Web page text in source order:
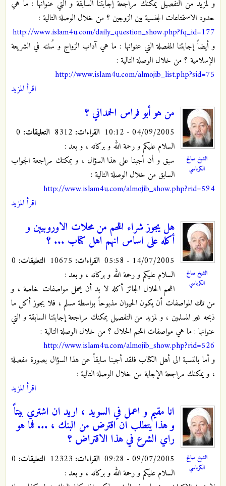
و لمزيد من التفصيل يمكنك مراجعة إجابتنا السابقة و التي عنوانها : ما هي
حدود الاستمتاعات الجنسية بين الزوجين ؟ من خلال الوصلة التالية :
http://www.islam4u.com/daily_question_show.php?fq_id=177
و أيضاً إجابتنا المفصلة التي عنوانها : ما هي آداب الزواج و سُننه في الشريعة
الإسلامية ؟ من خلال الوصلة التالية :
http://www.islam4u.com/almojib_list.php?sid=75
اقرأ المزيد
الشيخ صالح
الكرباسي
من هو أبو فراس الحمداني ؟
04/09/2005 - 10:12 القراءات: التعليقات:
السلام عليكم و رحمة الله و بركاته ، و بعد :
سبق و أن أجبنا على هذا السؤال ، و يمكنك مراجعة الجواب
السابق من خلال الوصلة التالية :
http://www.islam4u.com/almojib_show.php?rid=594
اقرأ المزيد
الشيخ صالح
الكرباسي
هل يجوز شراء اللحم من محلات الاوروبيين و
أكله على اساس انهم اهل كتاب ... ؟
14/07/2005 - 05:58 القراءات: التعليقات:
السلام عليكم و رحمة الله و بركاته ، و بعد :
اللحم الحلال الجائز أكله لا بد أن يحمل مواصفات خاصة ، و
من تلك المواصفات أن يكون الحيوان مذبوحاً بواسطة مسلم ، فلا يجوز أكل ما
ذبحه غير المسلمين ، و لمزيد من التفصيل يمكنك مراجعة إجابتنا السابقة و التي
عنوانها : ما هي مواصفات اللحم الحلال ؟ من خلال الوصلة التالية :
http://www.islam4u.com/almojib_show.php?rid=526
و أما بالنسبة الى أهل الكتاب فلقد أجبنا سابقاً عن هذا السؤال بصورة مفصلة
، و يمكنك مراجعة الإجابة من خلال الوصلة التالية :
اقرأ المزيد
الشيخ صالح
الكرباسي
انا مقيم و اعمل في السويد ، اريد ان اشتري بيتاً
و هذا يتطلب ان اقترض من البنك ، ... فما هو
راي الشرع في هذا الاقتراض ؟
09/07/2005 - 09:28 القراءات: التعليقات:
السلام عليكم و رحمة الله و بركاته ، و بعد :